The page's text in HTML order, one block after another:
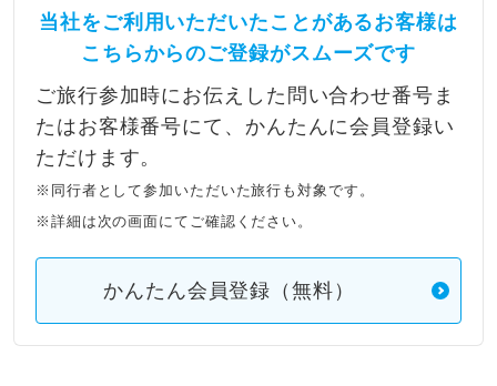
当社をご利用いただいたことがあるお客様は
こちらからのご登録がスムーズです
ご旅行参加時にお伝えした問い合わせ番号ま
たはお客様番号にて、かんたんに会員登録い
ただけます。
※同行者として参加いただいた旅行も対象です。
※詳細は次の画面にてご確認ください。
かんたん会員登録（無料）